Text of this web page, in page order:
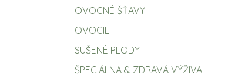
OVOCNÉ ŠŤAVY
OVOCIE
SUŠENÉ PLODY
ŠPECIÁLNA & ZDRAVÁ VÝŽIVA